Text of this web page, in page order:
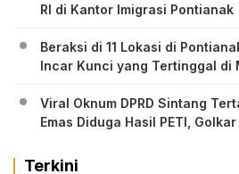
RI di Kantor Imigrasi Pontianak
Beraksi di 11 Lokasi di
Incar Kunci yang Tertinggal di
Viral Oknum DPRD Sintang
Emas Diduga Hasil PETI,
Terkini